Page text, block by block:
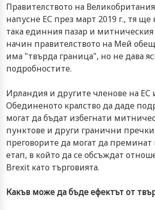
Правителството на Великобритания
напусне ЕС през март 2019 г., тя
така единния пазар и
начин правителството на Мей
има "твърда граница", но не дава
подробностите.
Ирландия и другите членове на ЕС
Обединеното кралство да даде
могат да бъдат избегнати
пунктове и други гранични
преговорите да могат да
етап, в който да се обсъждат
Brexit като търговията.
Какъв може да бъде ефектът от